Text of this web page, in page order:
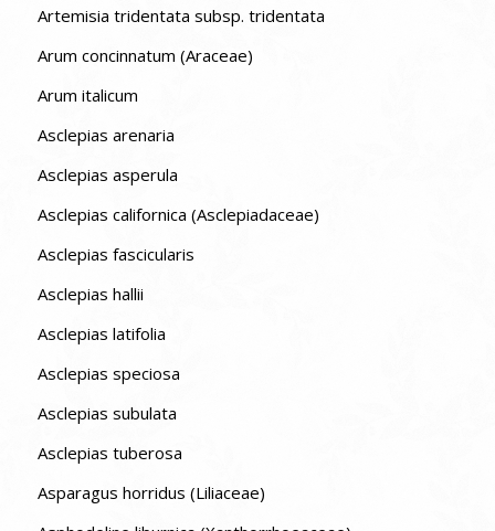
Artemisia tridentata subsp. tridentata
Arum concinnatum (Araceae)
Arum italicum
Asclepias arenaria
Asclepias asperula
Asclepias californica (Asclepiadaceae)
Asclepias fascicularis
Asclepias hallii
Asclepias latifolia
Asclepias speciosa
Asclepias subulata
Asclepias tuberosa
Asparagus horridus (Liliaceae)